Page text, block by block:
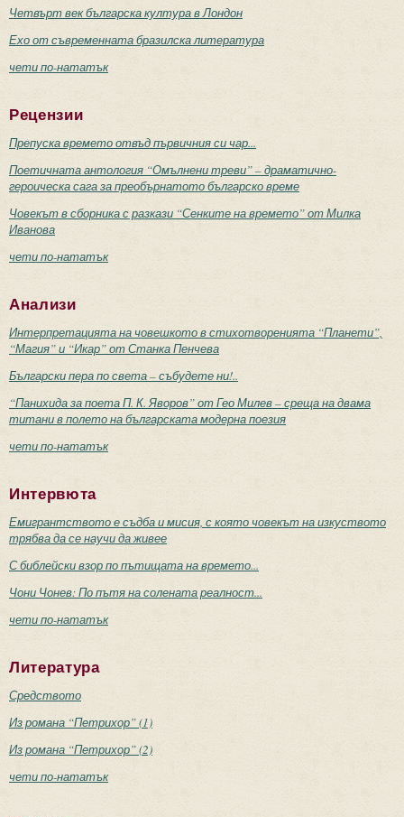
Четвърт век българска култура в Лондон
Ехо от съвременната бразилска литература
чети по-нататък
Рецензии
Препуска времето отвъд първичния си чар...
Поетичната антология “Омълнени треви” – драматично-
героическа сага за преобърнатото българско време
Човекът в сборника с разкази “Сенките на времето” от Милка
Иванова
чети по-нататък
Анализи
Интерпретацията на човешкото в стихотворенията “Планети”,
“Магия” и “Икар” от Станка Пенчева
Български пера по света – събудете ни!..
“Панихида за поета П. К. Яворов” от Гео Милев – среща на двама
титани в полето на българската модерна поезия
чети по-нататък
Интервюта
Емигрантството е съдба и мисия, с която човекът на изкуството
трябва да се научи да живее
С библейски взор по пътищата на времето...
Чони Чонев: По пътя на солената реалност...
чети по-нататък
Литература
Средството
Из романа “Петрихор” (1)
Из романа “Петрихор” (2)
чети по-нататък